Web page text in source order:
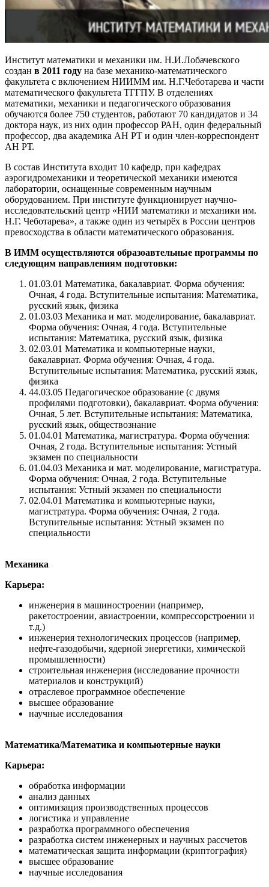
Институт математики и механики им. Н.И.Лобачевского
создан в 2011 году на базе механико-математического
факультета c включением НИИММ им. Н.Г.Чеботарева и части
математического факультета ТГГПУ. В отделениях
математики, механики и педагогического образования
обучаются более 750 студентов, работают 70 кандидатов и 34
доктора наук, из них один профессор РАН, один федеральный
профессор, два академика АН РТ и один член-корреспондент
АН РТ.
В состав Института входит 10 кафедр, при кафедрах
аэрогидромеханики и теоретической механики имеются
лаборатории, оснащенные современным научным
оборудованием. При институте функционирует научно-
исследовательский центр «НИИ математики и механики им.
Н.Г. Чеботарева», а также один из четырёх в России центров
превосходства в области математического образования.
В ИММ осуществляются образоавтельные программы по
следующим направлениям подготовки:
01.03.01 Математика, бакалавриат. Форма обучения:
Очная, 4 года. Вступительные испытания: Математика,
русский язык, физика
01.03.03 Механика и мат. моделирование, бакалавриат.
Форма обучения: Очная, 4 года. Вступительные
испытания: Математика, русский язык, физика
02.03.01 Математика и компьютерные науки,
бакалавриат. Форма обучения: Очная, 4 года.
Вступительные испытания: Математика, русский язык,
физика
44.03.05 Педагогическое образование (с двумя
профилями подготовки), бакалавриат. Форма обучения:
Очная, 5 лет. Вступительные испытания: Математика,
русский язык, обществознание
01.04.01 Математика, магистратура. Форма обучения:
Очная, 2 года. Вступительные испытания: Устный
экзамен по специальности
01.04.03 Механика и мат. моделирование, магистратура.
Форма обучения: Очная, 2 года. Вступительные
испытания: Устный экзамен по специальности
02.04.01 Математика и компьютерные науки,
магистратура. Форма обучения: Очная, 2 года.
Вступительные испытания: Устный экзамен по
специальности
Механика
Карьера:
инженерия в машиностроении (например,
ракетостроении, авиастроении, компрессорстроении и
т.д.)
инженерия технологических процессов (например,
нефте-газодобычи, ядерной энергетики, химической
промышленности)
строительная инженерия (исследование прочности
материалов и конструкций)
отраслевое программное обеспечение
высшее образование
научные исследования
Математика/Математика и компьютерные науки
Карьера:
обработка информации
анализ данных
оптимизация производственных процессов
логистика и управление
разработка программного обеспечения
разработка систем инженерных и научных рассчетов
математическая защита информации (криптография)
высшее образование
научные исследования